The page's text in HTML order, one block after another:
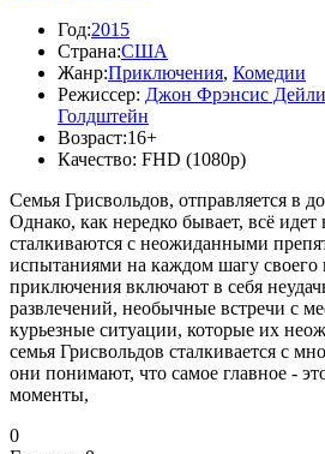
Год:2015
Страна:США
Жанр:Приключения, Комедии
Режиссер: Джон Фрэнсис Дейли
Голдштейн
Возраст:16+
Качество: FHD (1080p)
Семья Грисвольдов, отправляется в
Однако, как нередко бывает, всё
сталкиваются с неожиданными
испытаниями на каждом шагу своего
приключения включают в себя
развлечений, необычные встречи с
курьезные ситуации, которые их
семья Грисвольдов сталкивается с
они понимают, что самое главное -
моменты,
0